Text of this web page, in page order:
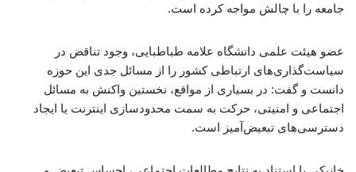
جامعه را با چالش مواجه کرده است.
عضو هیئت علمی دانشگاه علامه طباطبایی، وجود تناقض در
سیاست‌گذاری‌های ارتباطی کشور را از مسائل جدی این حوزه
دانست و گفت: در بسیاری از مواقع، نخستین واکنش به مسائل
اجتماعی و امنیتی، حرکت به سمت محدودسازی اینترنت یا ایجاد
دسترسی‌های تبعیض‌آمیز است.